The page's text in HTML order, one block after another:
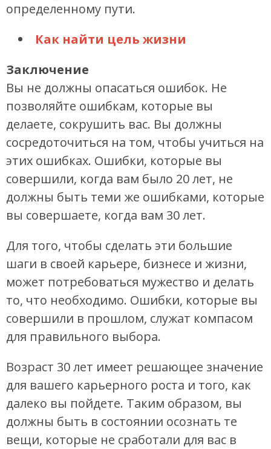
определенному пути.
Как найти цель жизни
Заключение
Вы не должны опасаться ошибок. Не
позволяйте ошибкам, которые вы
делаете, сокрушить вас. Вы должны
сосредоточиться на том, чтобы учиться на
этих ошибках. Ошибки, которые вы
совершили, когда вам было 20 лет, не
должны быть теми же ошибками, которые
вы совершаете, когда вам 30 лет.
Для того, чтобы сделать эти большие
шаги в своей карьере, бизнесе и жизни,
может потребоваться мужество и делать
то, что необходимо. Ошибки, которые вы
совершили в прошлом, служат компасом
для правильного выбора.
Возраст 30 лет имеет решающее значение
для вашего карьерного роста и того, как
далеко вы пойдете. Таким образом, вы
должны быть в состоянии осознать те
вещи, которые не сработали для вас в